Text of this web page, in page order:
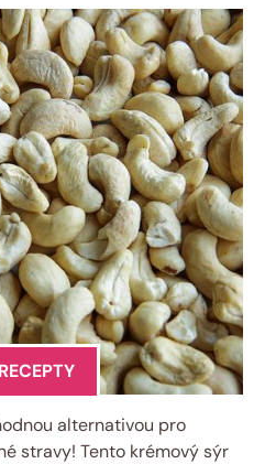
alternativou pro
stravy! Tento krémový sýr